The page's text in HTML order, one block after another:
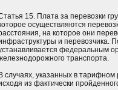
15. Плата за перевозки
осуществляются
на которое они
и перевозчика.
федеральным
транспорта.
В случаях, указанных в тарифном
из фактически